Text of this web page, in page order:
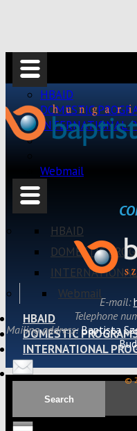
HBAID
DOMESTIC
INTERNATIONAL
Webmail
HBAID
DOMESTIC
Webmail
HBAID
DOMESTIC
INTERNATIONAL
E-mail:
Telephone
Mailing address: Baptista
©